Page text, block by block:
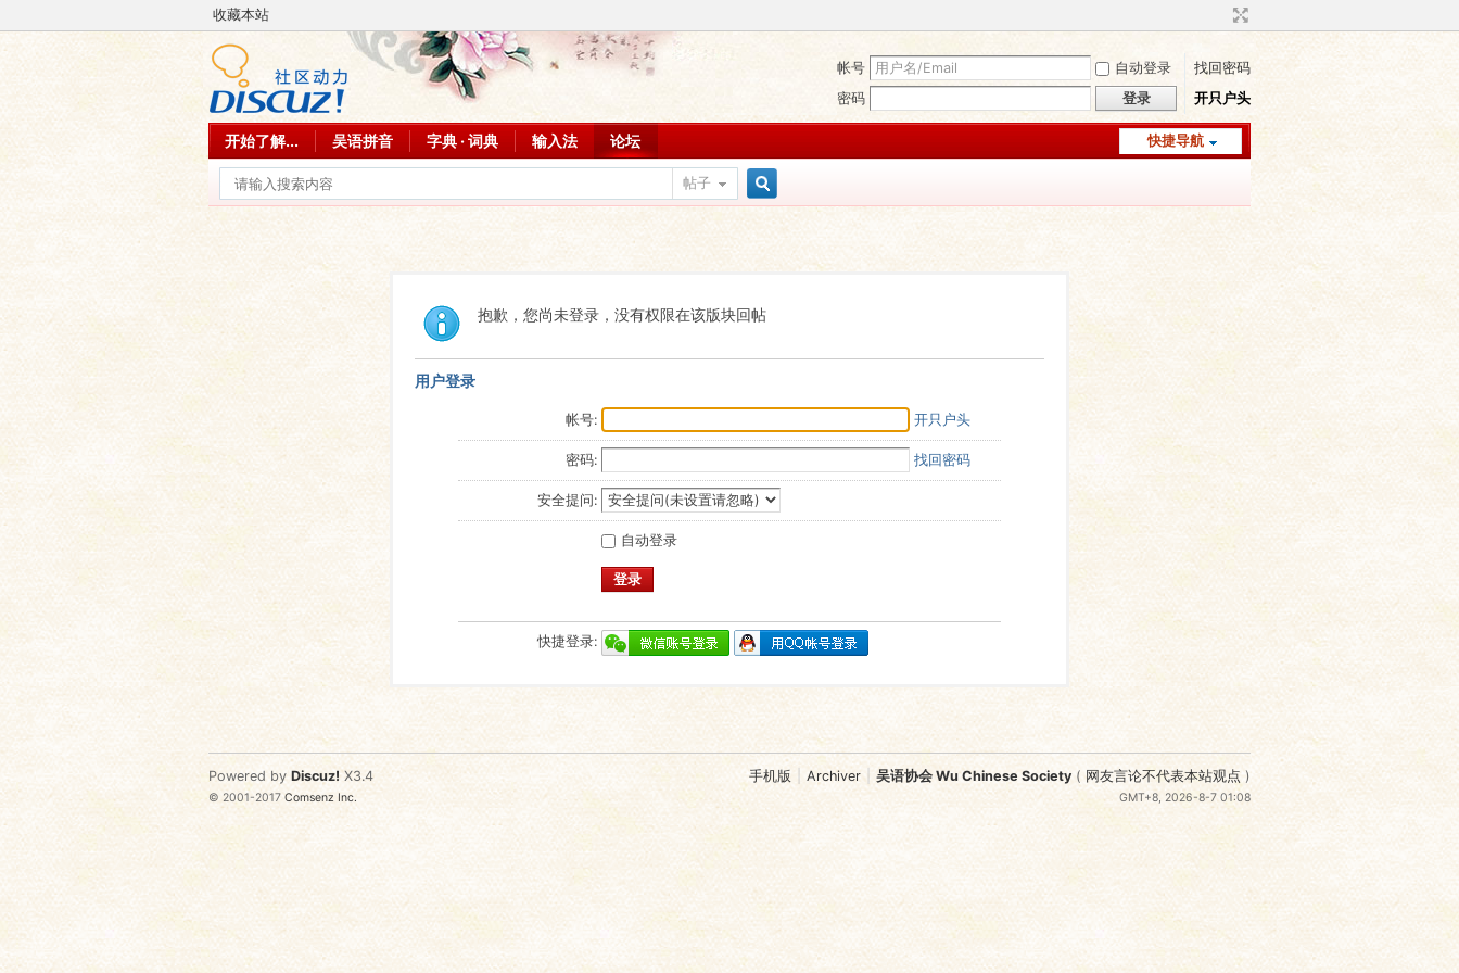
收藏本站
帐号 自动登录
找回密码
密码
登录 开只户头
快捷导航
开始了解... 吴语拼音 字典 · 词典 输入法 论坛
帖子
索
抱歉，您尚未登录，没有权限在该版块回帖
用户登录
帐号: 开只户头
密码: 找回密码
安全提问:
自动登录
登录
快捷登录:
手机版 Archiver 吴语协会 Wu Chinese Society ( 网友言论不代表本站观点 )
GMT+8, 2026-8-7 01:08
Powered by Discuz! X3.4
© 2001-2017Comsenz Inc.